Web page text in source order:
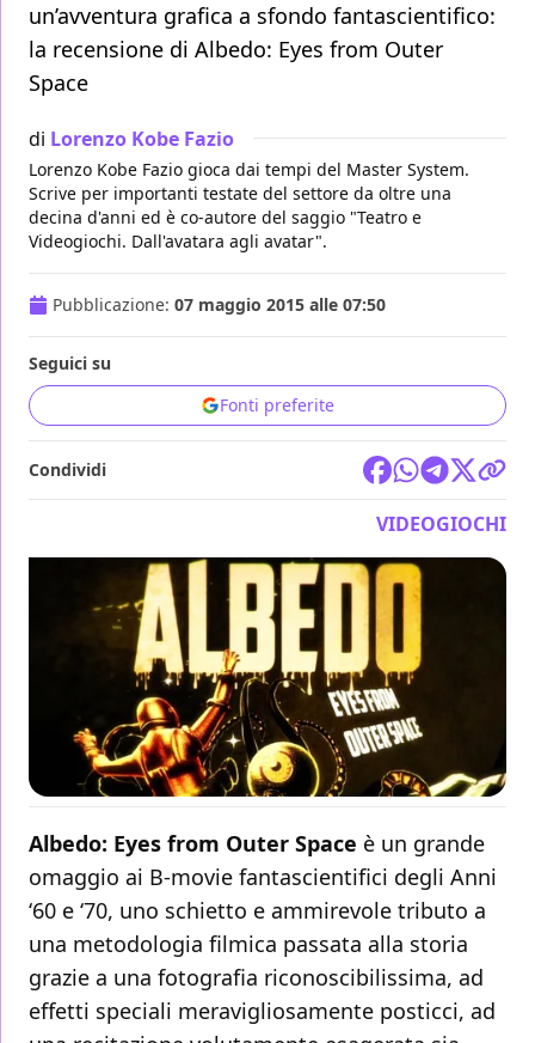
un’avventura grafica a sfondo fantascientifico:
la recensione di Albedo: Eyes from Outer
Space
di Lorenzo Kobe Fazio
Lorenzo Kobe Fazio gioca dai tempi del Master System.
Scrive per importanti testate del settore da oltre una
decina d'anni ed è co-autore del saggio "Teatro e
Videogiochi. Dall'avatara agli avatar".
Pubblicazione: 07 maggio 2015 alle 07:50
Seguici su
Fonti preferite
Condividi
VIDEOGIOCHI
Albedo: Eyes from Outer Space è un grande
omaggio ai B-movie fantascientifici degli Anni
‘60 e ‘70, uno schietto e ammirevole tributo a
una metodologia filmica passata alla storia
grazie a una fotografia riconoscibilissima, ad
effetti speciali meravigliosamente posticci, ad